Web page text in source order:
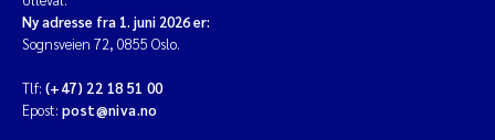
Ny adresse fra 1. juni 2026 er:
Sognsveien 72, 0855 Oslo.
Tlf: (+47) 22 18 51 00
Epost: post@niva.no